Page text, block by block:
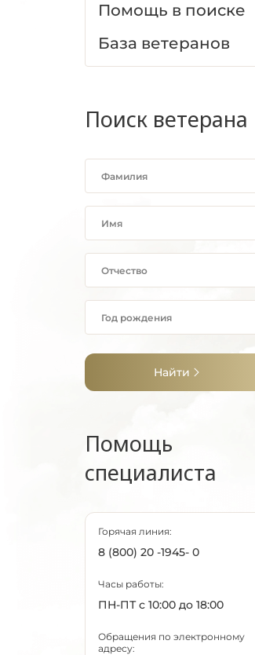
Помощь в поиске
База ветеранов
Поиск ветерана
Найти
Помощь
специалиста
Горячая линия:
8 (800) 20 -1945- 0
Часы работы:
ПН-ПТ с 10:00 до 18:00
Обращения по электронному
адресу: